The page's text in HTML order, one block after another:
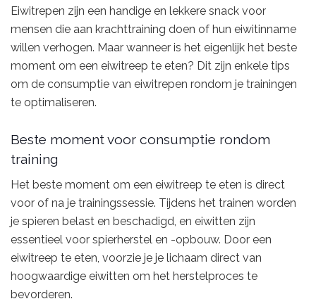
Eiwitrepen zijn een handige en lekkere snack voor
mensen die aan krachttraining doen of hun eiwitinname
willen verhogen. Maar wanneer is het eigenlijk het beste
moment om een eiwitreep te eten? Dit zijn enkele tips
om de consumptie van eiwitrepen rondom je trainingen
te optimaliseren.
Beste moment voor consumptie rondom
training
Het beste moment om een eiwitreep te eten is direct
voor of na je trainingssessie. Tijdens het trainen worden
je spieren belast en beschadigd, en eiwitten zijn
essentieel voor spierherstel en -opbouw. Door een
eiwitreep te eten, voorzie je je lichaam direct van
hoogwaardige eiwitten om het herstelproces te
bevorderen.